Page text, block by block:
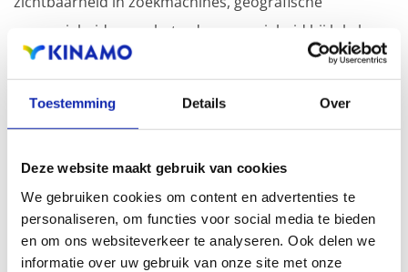
Toestemming Details Over
Deze website maakt gebruik van cookies
We gebruiken cookies om content en advertenties te
personaliseren, om functies voor social media te bieden
en om ons websiteverkeer te analyseren. Ook delen we
informatie over uw gebruik van onze site met onze
aanwezigheid en verbeterde aanwezigheid bij lokale
zoekresultaten in zoekmachines.
Registreer uw domeinnamen